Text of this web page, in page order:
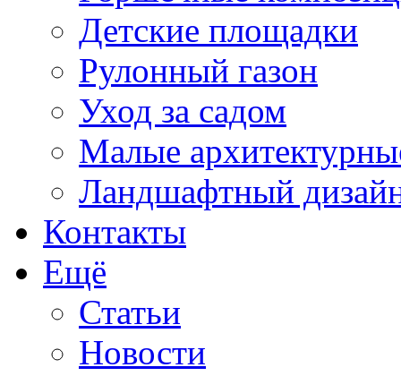
Детские площадки
Рулонный газон
Уход за садом
Малые
Ландшафтный
Контакты
Ещё
Статьи
Новости